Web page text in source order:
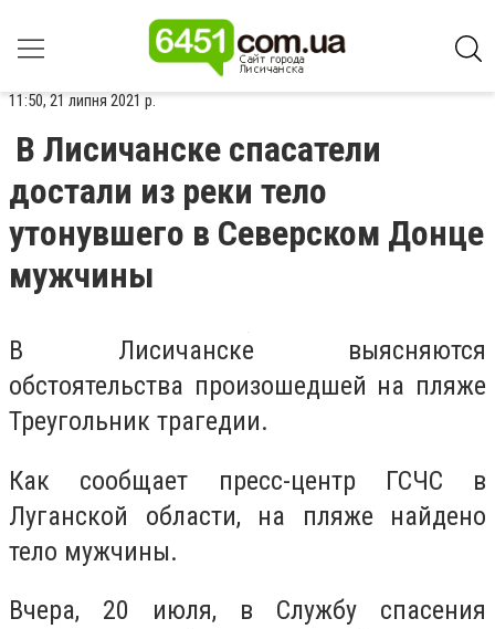
11:50, 21 липня 2021 р.
В Лисичанске спасатели
достали из реки тело
утонувшего в Северском Донце
мужчины
В Лисичанске выясняются
обстоятельства произошедшей на пляже
Треугольник трагедии.
Как сообщает пресс-центр ГСЧС в
Луганской области, на пляже найдено
тело мужчины.
Вчера, 20 июля, в Службу спасения